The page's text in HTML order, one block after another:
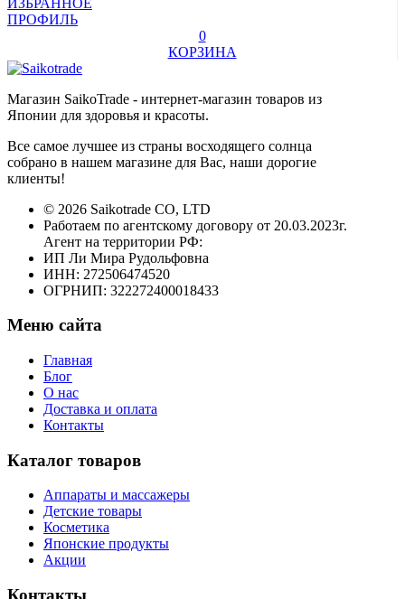
ПРОФИЛЬ
0
КОРЗИНА
Магазин SaikoTrade - интернет-магазин товаров из
Японии для здоровья и красоты.
Все самое лучшее из страны восходящего солнца
собрано в нашем магазине для Вас, наши дорогие
клиенты!
© 2026 Saikotrade CO, LTD
Работаем по агентскому договору от 20.03.2023г.
Агент на территории РФ:
ИП Ли Мира Рудольфовна
ИНН: 272506474520
ОГРНИП: 322272400018433
Меню сайта
Главная
Блог
О нас
Доставка и оплата
Контакты
Каталог товаров
Аппараты и массажеры
Детские товары
Косметика
Японские продукты
Акции
Контакты